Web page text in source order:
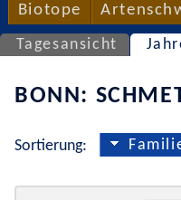
Biotope
Tagesansicht
BONN:
Sortierung: